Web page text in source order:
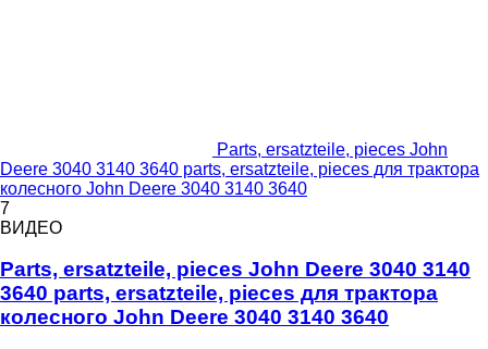
Parts, ersatzteile, pieces John
Deere 3040 3140 3640 parts, ersatzteile, pieces для трактора
колесного John Deere 3040 3140 3640
7
ВИДЕО
Parts, ersatzteile, pieces John Deere 3040 3140
3640 parts, ersatzteile, pieces для трактора
колесного John Deere 3040 3140 3640